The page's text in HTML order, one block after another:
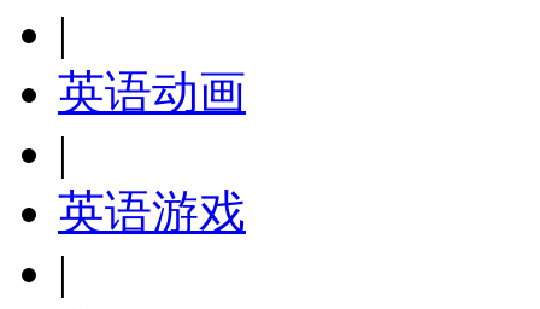
|
英语动画
|
英语游戏
|